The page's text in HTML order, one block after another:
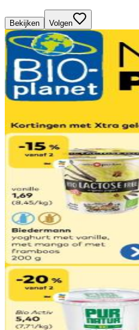
Bekijken Volgen